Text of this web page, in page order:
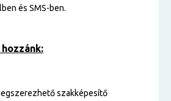
és SMS-ben.
szakképesítő